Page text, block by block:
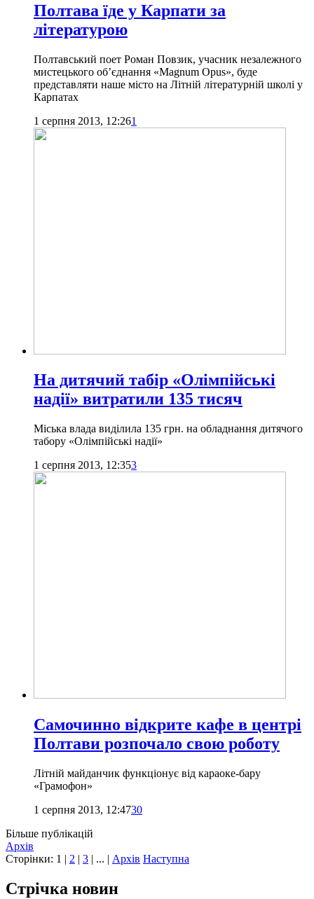
Полтава їде у Карпати за
літературою
Полтавський поет Роман Повзик, учасник незалежного
мистецького об’єднання «Magnum Opus», буде
представляти наше місто на Літній літературній школі у
Карпатах
1 серпня 2013, 12:261
На дитячий табір «Олімпійські
надії» витратили 135 тисяч
Міська влада виділила 135 грн. на обладнання дитячого
табору «Олімпійські надії»
1 серпня 2013, 12:353
Самочинно відкрите кафе в центрі
Полтави розпочало свою роботу
Літній майданчик функціонує від караоке-бару
«Грамофон»
1 серпня 2013, 12:4730
Більше публікацій
Архів
Сторінки: 1 | 2 | 3 | ... | Архів Наступна
Стрічка новин